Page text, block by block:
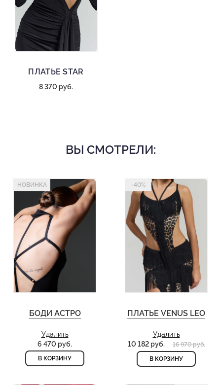
ПЛАТЬЕ STAR
8 370 руб.
ВЫ СМОТРЕЛИ:
НОВИНКА
БОДИ АСТРО
Удалить
6 470 руб.
В КОРЗИНУ
-40%
ПЛАТЬЕ VENUS LEO
Удалить
10 182 руб.
16 970 руб.
В КОРЗИНУ